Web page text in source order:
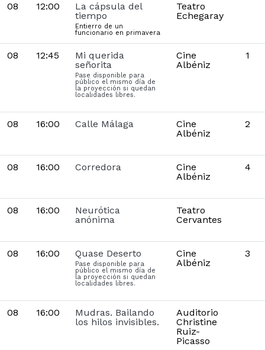
08 12:00
La cápsula del
tiempo
Entierro de un
funcionario en primavera
Teatro
Echegaray
08 12:45
Mi querida
señorita
Pase disponible para
público el mismo día de
la proyección si quedan
localidades libres.
Cine
Albéniz
1
08 16:00 Calle Málaga
Cine
Albéniz
2
08 16:00 Corredora
Cine
Albéniz
4
08 16:00
Neurótica
anónima
Teatro
Cervantes
08 16:00 Quase Deserto
Pase disponible para
público el mismo día de
la proyección si quedan
localidades libres.
Cine
Albéniz
3
08 16:00
Mudras. Bailando
los hilos invisibles.
Auditorio
Christine
Ruiz-
Picasso